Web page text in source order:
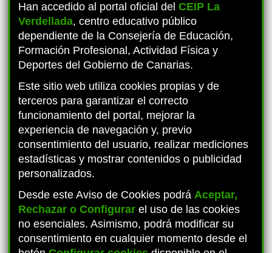
PROYECTO MATEMÁTICAS OAOA
Han accedido al portal oficial delCEIP La
Verdellada, centro educativo público
dependiente de la Consejería de Educación,
Formación Profesional, Actividad Física y
Deportes del Gobierno de Canarias.
Este sitio web utiliza cookies propias y de
terceros para garantizar el correcto
funcionamiento del portal, mejorar la
experiencia de navegación y, previo
consentimiento del usuario, realizar mediciones
estadísticas y mostrar contenidos o publicidad
personalizados.
Desde este Aviso de Cookies podráAceptar,
Rechazar o Configurar el uso de las cookies
no esenciales. Asimismo, podrá modificar su
consentimiento en cualquier momento desde el